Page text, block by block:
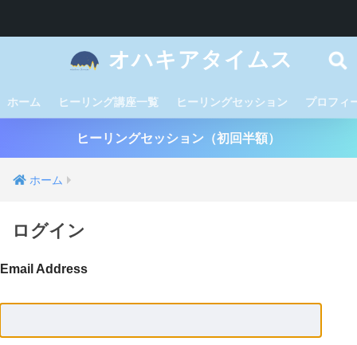
オハキアタイムス
ホーム ヒーリング講座一覧 ヒーリングセッション プロフィ
ヒーリングセッション（初回半額）
ホーム
ログイン
Email Address